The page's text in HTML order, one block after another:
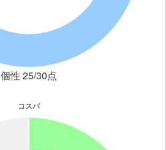
個性 25/30点